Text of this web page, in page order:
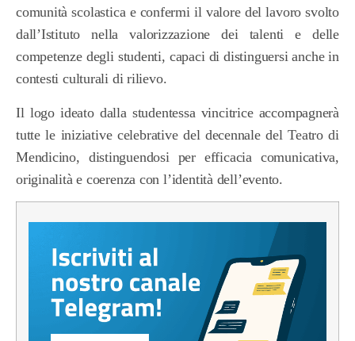
comunità scolastica e confermi il valore del lavoro svolto
dall’Istituto nella valorizzazione dei talenti e delle
competenze degli studenti, capaci di distinguersi anche in
contesti culturali di rilievo.
Il logo ideato dalla studentessa vincitrice accompagnerà
tutte le iniziative celebrative del decennale del Teatro di
Mendicino, distinguendosi per efficacia comunicativa,
originalità e coerenza con l’identità dell’evento.